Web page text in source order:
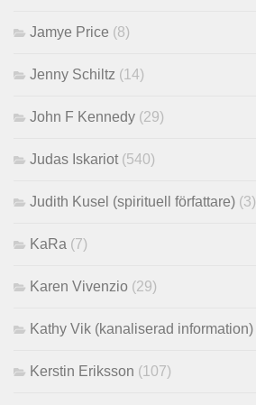
Jamye Price (8)
Jenny Schiltz (14)
John F Kennedy (29)
Judas Iskariot(540)
Judith Kusel (spirituell författare) (3)
KaRa (7)
Karen Vivenzio (29)
Kathy Vik (kanaliserad information)
Kerstin Eriksson (107)